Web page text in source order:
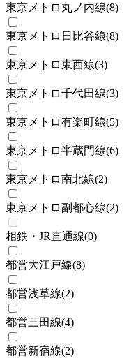
東京メトロ丸ノ内線(8)
東京メトロ日比谷線(8)
東京メトロ東西線(3)
東京メトロ千代田線(3)
東京メトロ有楽町線(5)
東京メトロ半蔵門線(6)
東京メトロ南北線(2)
東京メトロ副都心線(2)
相鉄・JR直通線(0)
都営大江戸線(8)
都営浅草線(2)
都営三田線(4)
都営新宿線(2)